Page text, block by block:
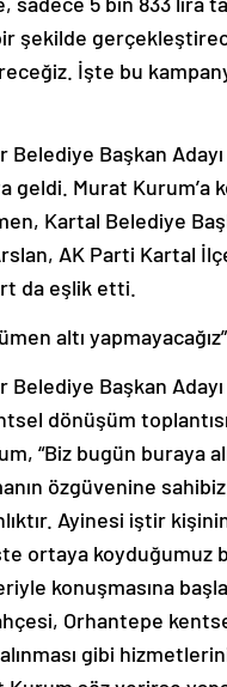
şekilde
İşte bu
geldi. Murat Kurum’a
Kartal Belediye
AK Parti Kartal
da eşlik etti.
dönüşüm
“Biz bugün buraya
özgüvenine
Ayinesi iştir
ortaya koyduğumuz
konuşmasına
Orhantepe
gibi
söz verirse